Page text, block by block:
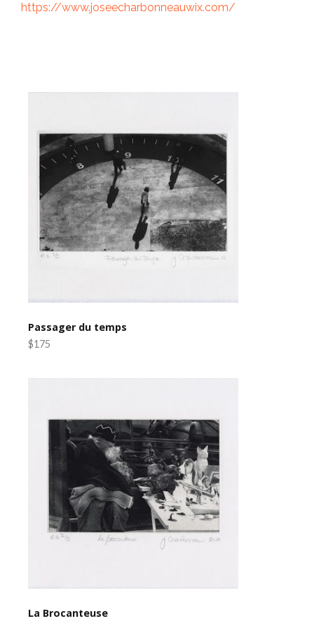
https://www.joseecharbonneauwix.com/
Passager du temps
$175
La Brocanteuse